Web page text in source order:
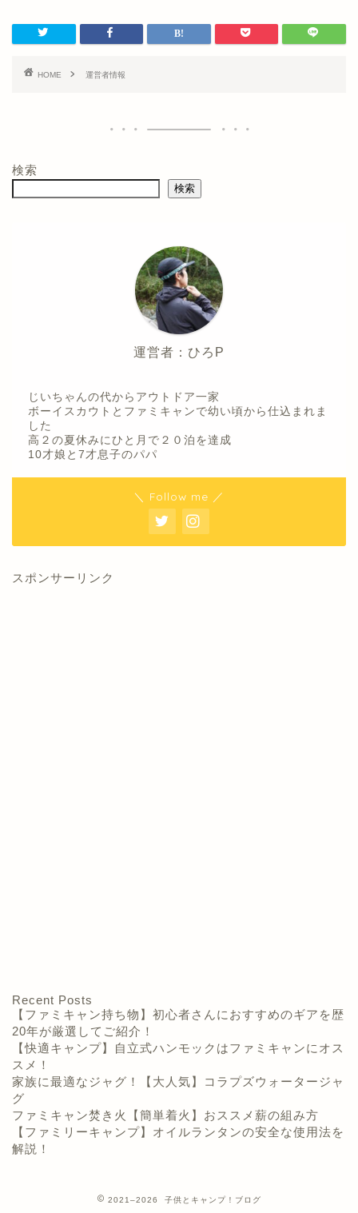
HOME 運営者情報
検索
検索
運営者：ひろP
じいちゃんの代からアウトドア一家
ボーイスカウトとファミキャンで幼い頃から仕込まれま
した
高２の夏休みにひと月で２０泊を達成
10才娘と7才息子のパパ
＼ Follow me ／
スポンサーリンク
Recent Posts
【ファミキャン持ち物】初心者さんにおすすめのギアを歴
20年が厳選してご紹介！
【快適キャンプ】自立式ハンモックはファミキャンにオス
スメ！
家族に最適なジャグ！【大人気】コラプズウォータージャ
グ
ファミキャン焚き火【簡単着火】おススメ薪の組み方
【ファミリーキャンプ】オイルランタンの安全な使用法を
解説！
2021–2026 子供とキャンプ！ブログ